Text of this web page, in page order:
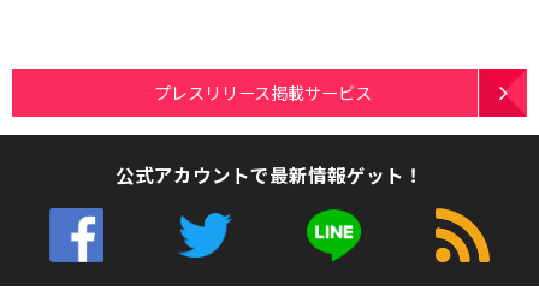
プレスリリース掲載サービス
公式アカウントで最新情報ゲット！